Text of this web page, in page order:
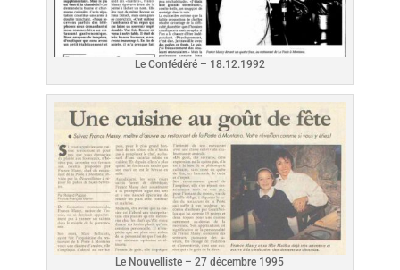
Le Confédéré – 18.12.1992
Le Nouvelliste – 27 décembre 1995